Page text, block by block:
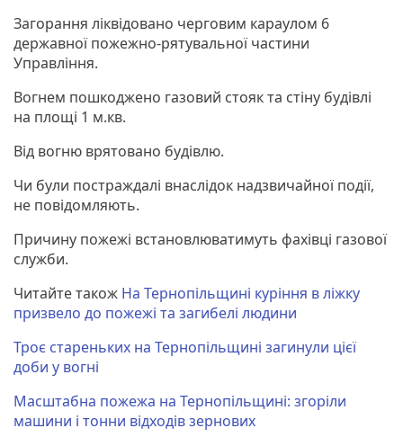
Загорання ліквідовано черговим караулом 6
державної пожежно-рятувальної частини
Управління.
Вогнем пошкоджено газовий стояк та стіну будівлі
на площі 1 м.кв.
Від вогню врятовано будівлю.
Чи були постраждалі внаслідок надзвичайної події,
не повідомляють.
Причину пожежі встановлюватимуть фахівці газової
служби.
Читайте також На Тернопільщині куріння в ліжку
призвело до пожежі та загибелі людини
Троє стареньких на Тернопільщині загинули цієї
доби у вогні
Масштабна пожежа на Тернопільщині: згоріли
машини і тонни відходів зернових